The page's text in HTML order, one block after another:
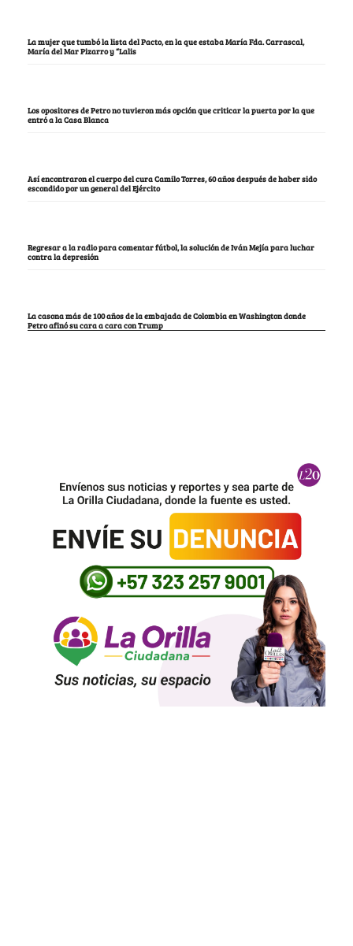
La mujer que tumbó la lista del Pacto, en la que estaba María Fda. Carrascal,
María del Mar Pizarro y “Lalis
Los opositores de Petro no tuvieron más opción que criticar la puerta por la que
entró a la Casa Blanca
Así encontraron el cuerpo del cura Camilo Torres, 60 años después de haber sido
escondido por un general del Ejército
Regresar a la radio para comentar fútbol, la solución de Iván Mejía para luchar
contra la depresión
La casona más de 100 años de la embajada de Colombia en Washington donde
Petro afinó su cara a cara con Trump